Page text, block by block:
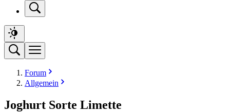
Forum
Allgemein
Joghurt Sorte Limette